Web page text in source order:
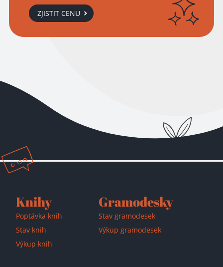
ZJISTIT CENU
Přidáno do košíku!
Knihy
Poptávka knih
Stav knih
Výkup knih
Gramodesky
Stav gramodesek
Výkup gramodesek